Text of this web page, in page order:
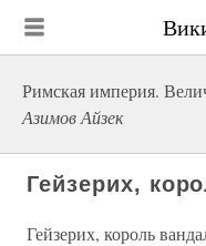
Римская империя.
Азимов Айзек
Гейзерих,
Гейзерих, король